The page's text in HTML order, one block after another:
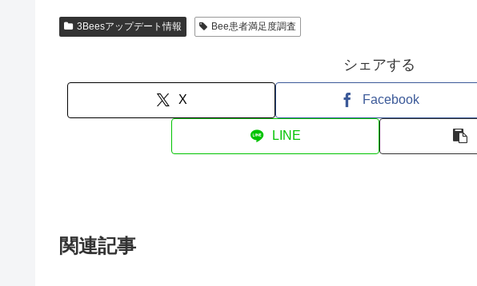
3Beesアップデート情報 Bee患者満足度調査
シェアする
X Facebook
LINE
関連記事